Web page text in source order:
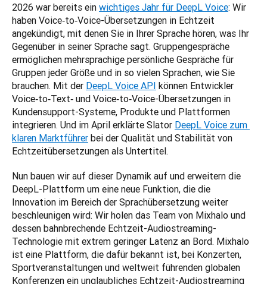
2026 war bereits ein wichtiges Jahr für DeepL Voice: Wir
haben Voice‑to‑Voice-Übersetzungen in Echtzeit
angekündigt, mit denen Sie in Ihrer Sprache hören, was Ihr
Gegenüber in seiner Sprache sagt. Gruppengespräche
ermöglichen mehrsprachige persönliche Gespräche für
Gruppen jeder Größe und in so vielen Sprachen, wie Sie
brauchen. Mit der DeepL Voice API können Entwickler
Voice‑to‑Text‑ und Voice‑to‑Voice-Übersetzungen in
Kundensupport-Systeme, Produkte und Plattformen
integrieren. Und im April erklärte Slator DeepL Voice zum
klaren Marktführer bei der Qualität und Stabilität von
Echtzeitübersetzungen als Untertitel.
Nun bauen wir auf dieser Dynamik auf und erweitern die
DeepL-Plattform um eine neue Funktion, die die
Innovation im Bereich der Sprachübersetzung weiter
beschleunigen wird: Wir holen das Team von Mixhalo und
dessen bahnbrechende Echtzeit-Audiostreaming-
Technologie mit extrem geringer Latenz an Bord. Mixhalo
ist eine Plattform, die dafür bekannt ist, bei Konzerten,
Sportveranstaltungen und weltweit führenden globalen
Konferenzen ein unglaubliches Echtzeit-Audiostreaming